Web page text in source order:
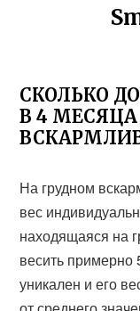
СКОЛЬКО
В 4
На грудном
вес
находящаяся на
весить примерно
уникален и его